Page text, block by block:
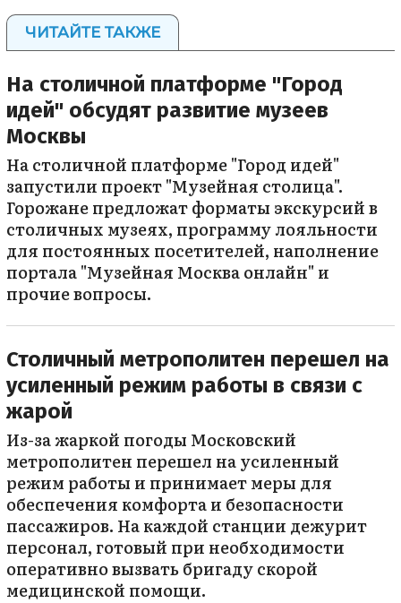
ЧИТАЙТЕ ТАКЖЕ
На столичной платформе "Город
идей" обсудят развитие музеев
Москвы
На столичной платформе "Город идей"
запустили проект "Музейная столица".
Горожане предложат форматы экскурсий в
столичных музеях, программу лояльности
для постоянных посетителей, наполнение
портала "Музейная Москва онлайн" и
прочие вопросы.
Столичный метрополитен перешел на
усиленный режим работы в связи с
жарой
Из-за жаркой погоды Московский
метрополитен перешел на усиленный
режим работы и принимает меры для
обеспечения комфорта и безопасности
пассажиров. На каждой станции дежурит
персонал, готовый при необходимости
оперативно вызвать бригаду скорой
медицинской помощи.